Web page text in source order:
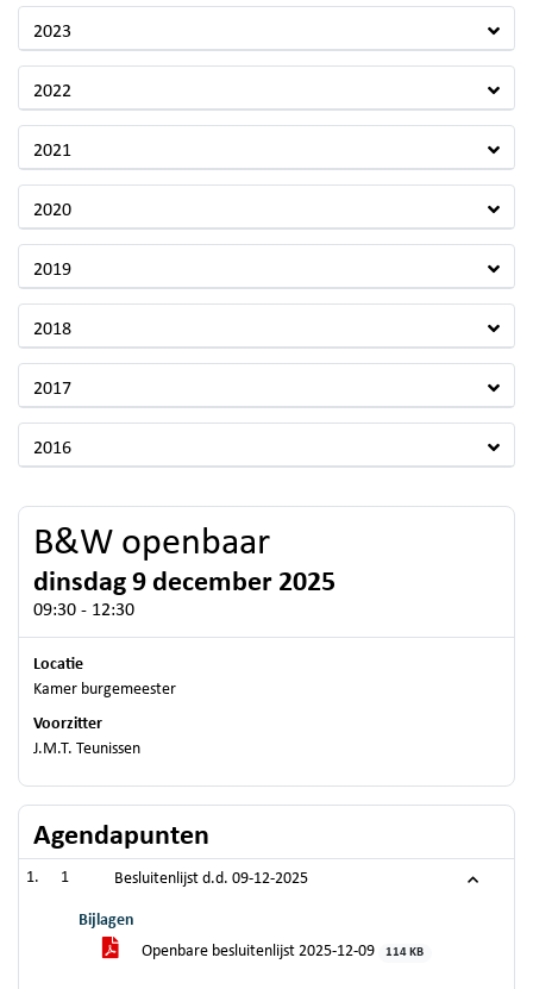
2023
2022
2021
2020
2019
2018
2017
2016
B&W openbaar
dinsdag 9 december 2025
09:30 - 12:30
Locatie
Kamer burgemeester
Voorzitter
J.M.T. Teunissen
Agendapunten
1 Besluitenlijst d.d. 09-12-2025
Bijlagen
Openbare besluitenlijst 2025-12-09
114 KB